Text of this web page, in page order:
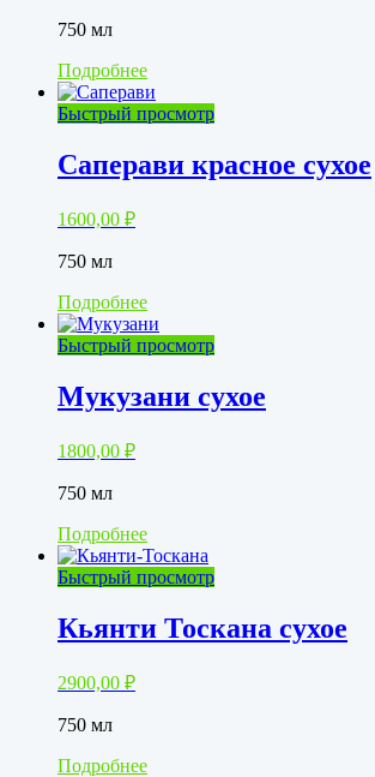
750 мл
Подробнее
Быстрый просмотр
Саперави красное сухое
1600,00 ₽
750 мл
Подробнее
Быстрый просмотр
Мукузани сухое
1800,00 ₽
750 мл
Подробнее
Быстрый просмотр
Кьянти Тоскана сухое
2900,00 ₽
750 мл
Подробнее